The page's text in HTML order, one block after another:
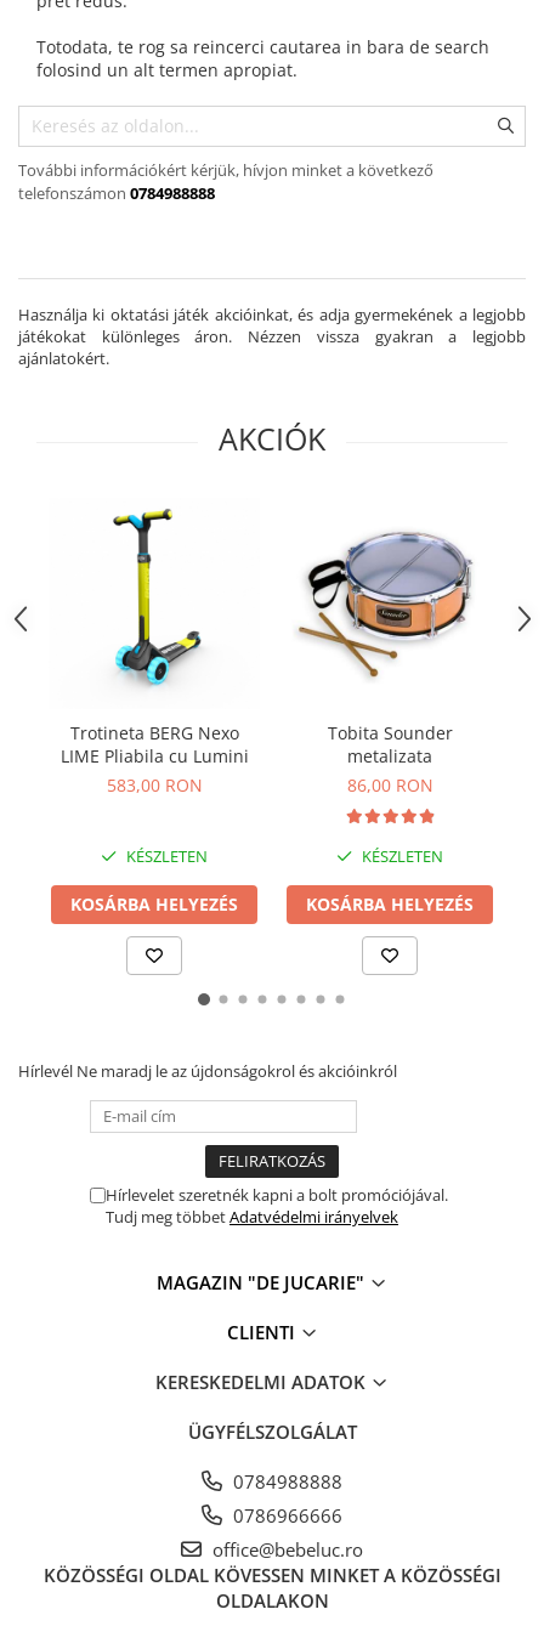
Kinetikus homok
Interaktív játékok
Gyerek projektorok
Zenei eszközök gyerekeknek
Zenélő körhinták
Szerepjátékok
Gyerek munkapadok
Kézbábok
Babaházak
Varázs fúrógép
Háziállat figurák
Montessori játékok
Különleges igények és Down-
Ábécés játékok
Számos játékok
Kirakós játékok
Klasszikus kirakós
Baba játékok
Fürdőjátékok
Érzékelést fejlesztő játékok
Ajándékok 9 éves gyerekeknek
Ajándékok 10 éves gyerekeknek
Ajándékok 11 éves gyerekeknek
Ajándékok 12 éves gyerekeknek
Totodata, te rog sa reincerci cautarea in bara de search
folosind un alt termen apropiat.
További információkért kérjük, hívjon minket a következő
telefonszámon 0784988888
Használja ki oktatási játék akcióinkat, és adja gyermekének a legjobb
játékokat különleges áron. Nézzen vissza gyakran a legjobb
ajánlatokért.
AKCIÓK
Trotineta BERG Nexo
LIME Pliabila cu Lumini
583,00 RON
KÉSZLETEN
KOSÁRBA HELYEZÉS
Tobita Sounder
metalizata
86,00 RON
KÉSZLETEN
KOSÁRBA HELYEZÉS
Hírlevél Ne maradj le az újdonságokrol és akcióinkról
Hírlevelet szeretnék kapni a bolt promóciójával.
Tudj meg többetAdatvédelmi irányelvek
MAGAZIN "DE JUCARIE"
CLIENTI
KERESKEDELMI ADATOK
ÜGYFÉLSZOLGÁLAT
0784988888
0786966666
office@bebeluc.ro
KÖZÖSSÉGI OLDAL KÖVESSEN MINKET A KÖZÖSSÉGI
OLDALAKON